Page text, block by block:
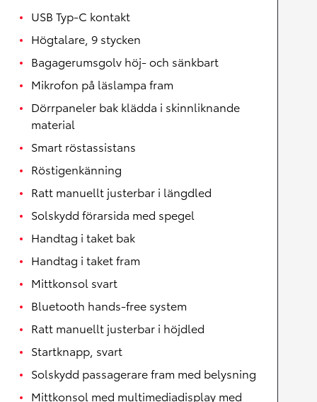
USB Typ-C kontakt
Högtalare, 9 stycken
Bagagerumsgolv höj- och sänkbart
Mikrofon på läslampa fram
Dörrpaneler bak klädda i skinnliknande
material
Smart röstassistans
Röstigenkänning
Ratt manuellt justerbar i längdled
Solskydd förarsida med spegel
Handtag i taket bak
Handtag i taket fram
Mittkonsol svart
Bluetooth hands-free system
Ratt manuellt justerbar i höjdled
Startknapp, svart
Solskydd passagerare fram med belysning
Mittkonsol med multimediadisplay med